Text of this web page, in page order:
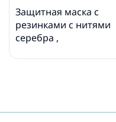
Защитная маска с
резинками с нитями
серебра ,